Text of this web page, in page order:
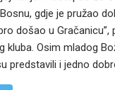
gdje je pružao
došao u Gračanicu”,
kluba. Osim mladog
predstavili i jedno